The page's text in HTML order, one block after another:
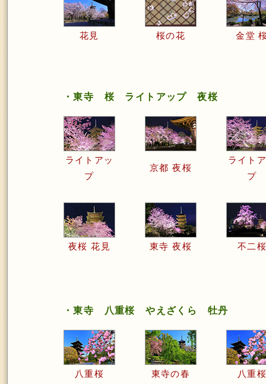
花見 桜の花 金堂
・東寺 桜 ライトアップ 夜桜
ライトアッ
プ
京都 夜桜
ライト
プ
夜桜 花見 東寺 夜桜 不二
・東寺 八重桜 やえざくら 牡丹
八重桜 東寺の春 八重